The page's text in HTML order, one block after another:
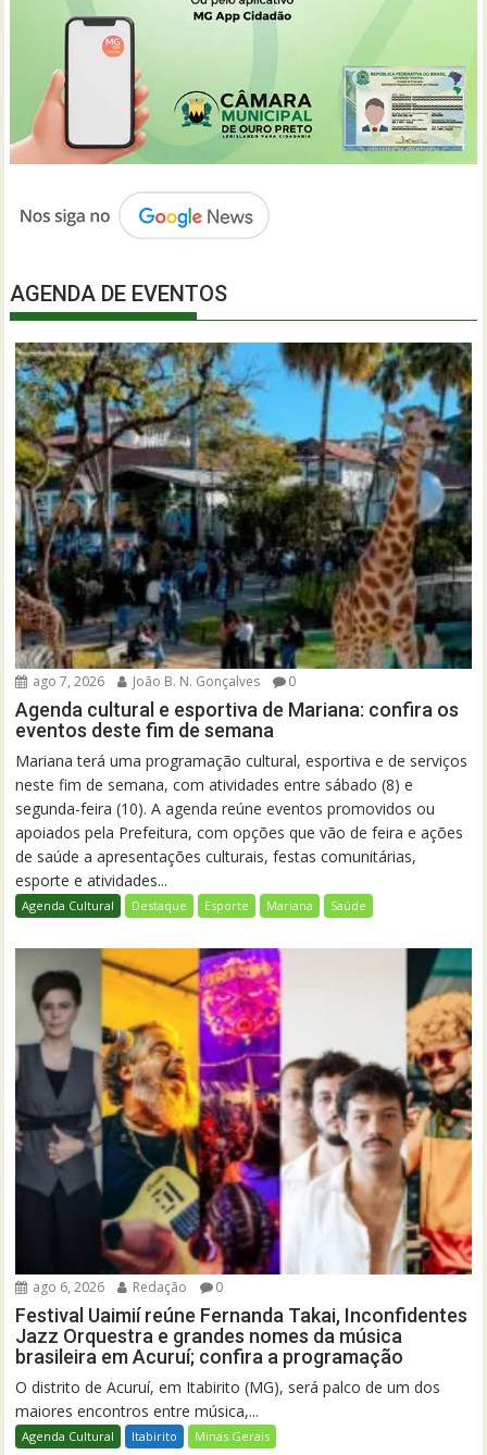
AGENDA DE EVENTOS
ago 7, 2026 João B. N. Gonçalves 0
Agenda cultural e esportiva de Mariana: confira os
eventos deste fim de semana
Mariana terá uma programação cultural, esportiva e de serviços
neste fim de semana, com atividades entre sábado (8) e
segunda-feira (10). A agenda reúne eventos promovidos ou
apoiados pela Prefeitura, com opções que vão de feira e ações
de saúde a apresentações culturais, festas comunitárias,
esporte e atividades...
Agenda Cultural Destaque Esporte Mariana Saúde
ago 6, 2026 Redação 0
Festival Uaimií reúne Fernanda Takai, Inconfidentes
Jazz Orquestra e grandes nomes da música
brasileira em Acuruí; confira a programação
O distrito de Acuruí, em Itabirito (MG), será palco de um dos
maiores encontros entre música,...
Agenda Cultural Itabirito Minas Gerais